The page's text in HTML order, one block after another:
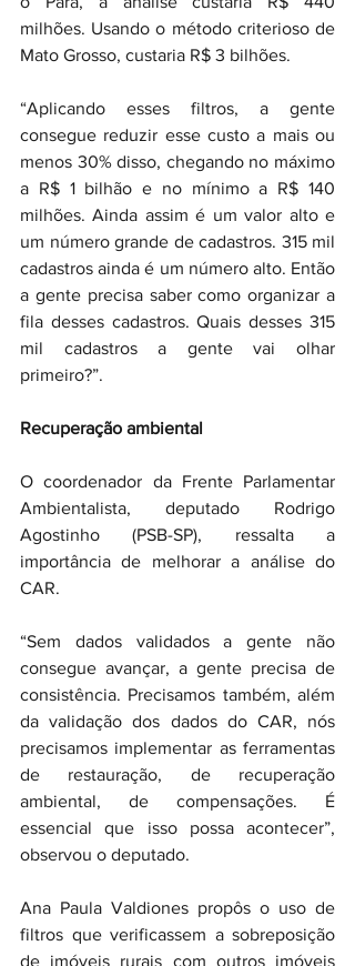
milhões. Usando o método criterioso de
Mato Grosso, custaria R$ 3 bilhões.
“Aplicando esses filtros, a gente
consegue reduzir esse custo a mais ou
menos 30% disso, chegando no máximo
a R$ 1 bilhão e no mínimo a R$ 140
milhões. Ainda assim é um valor alto e
um número grande de cadastros. 315 mil
cadastros ainda é um número alto. Então
a gente precisa saber como organizar a
fila desses cadastros. Quais desses 315
mil cadastros a gente vai olhar
primeiro?”.
Recuperação ambiental
O coordenador da Frente Parlamentar
Ambientalista, deputado Rodrigo
Agostinho (PSB-SP), ressalta a
importância de melhorar a análise do
CAR.
“Sem dados validados a gente não
consegue avançar, a gente precisa de
consistência. Precisamos também, além
da validação dos dados do CAR, nós
precisamos implementar as ferramentas
de restauração, de recuperação
ambiental, de compensações. É
essencial que isso possa acontecer”,
observou o deputado.
Ana Paula Valdiones propôs o uso de
filtros que verificassem a sobreposição
de imóveis rurais com outros imóveis